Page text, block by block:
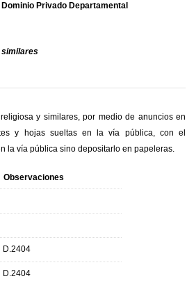
Privado Departamental
similares
y similares, por medio de anuncios en
y hojas sueltas en la vía pública, con el
la vía pública sino depositarlo en papeleras.
Observaciones
D.2404
D.2404